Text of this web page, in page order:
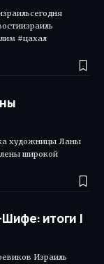
#цахал
художницы Ланы
широкой
итоги |
Израиль